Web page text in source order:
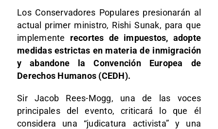
Los Conservadores Populares presionarán al
actual primer ministro, Rishi Sunak, para que
implemente recortes de impuestos, adopte
medidas estrictas en materia de inmigración
y abandone la Convención Europea de
Derechos Humanos (CEDH).
Sir Jacob Rees-Mogg, una de las voces
principales del evento, criticará lo que él
considera una “judicatura activista” y una